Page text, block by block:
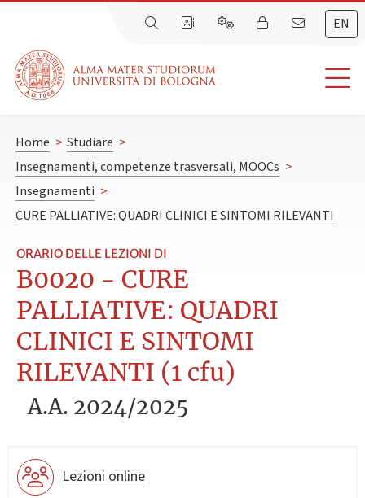
EN
Home > Studiare >
Insegnamenti, competenze trasversali, MOOCs >
Insegnamenti >
CURE PALLIATIVE: QUADRI CLINICI E SINTOMI RILEVANTI
ORARIO DELLE LEZIONI DI
B0020 - CURE
PALLIATIVE: QUADRI
CLINICI E SINTOMI
RILEVANTI (1 cfu)
A.A. 2024/2025
Lezioni online